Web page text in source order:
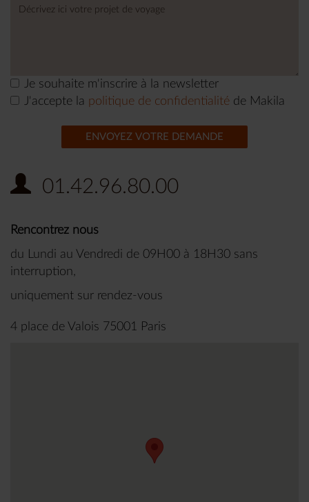
Je souhaite m'inscrire à la newsletter
J'accepte la politique de confidentialité de Makila
ENVOYEZ VOTRE DEMANDE
01.42.96.80.00
Rencontrez nous
du Lundi au Vendredi de 09H00 à 18H30 sans
interruption,
uniquement sur rendez-vous
4 place de Valois 75001 Paris